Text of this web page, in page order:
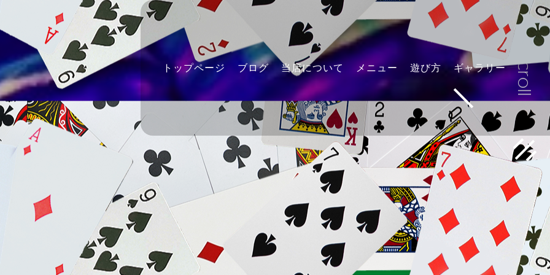
トップページ ブログ 当店について メニュー 遊び方 ギャラリー
scroll